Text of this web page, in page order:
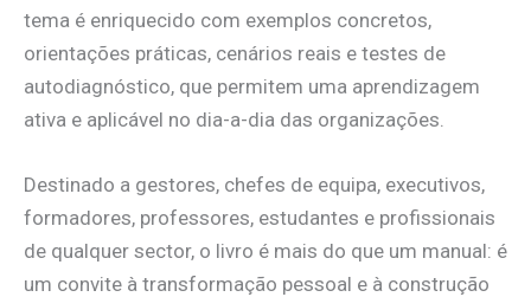
tema é enriquecido com exemplos concretos,
orientações práticas, cenários reais e testes de
autodiagnóstico, que permitem uma aprendizagem
ativa e aplicável no dia-a-dia das organizações.
Destinado a gestores, chefes de equipa, executivos,
formadores, professores, estudantes e profissionais
de qualquer sector, o livro é mais do que um manual: é
um convite à transformação pessoal e à construção